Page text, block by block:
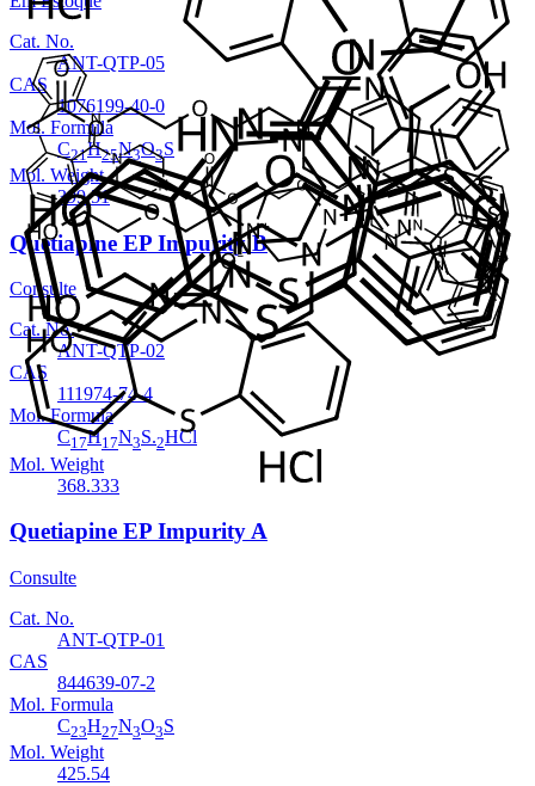
Cat. No.
ANT-QTP-05
CAS
1076199-40-0
Mol. Formula
C21H25N3O3S
Mol. Weight
399.51
Quetiapine EP Impurity B
Consulte
Cat. No.
ANT-QTP-02
CAS
111974-74-4
Mol. Formula
C17H17N3S.2HCl
Mol. Weight
368.333
Quetiapine EP Impurity A
Consulte
Cat. No.
ANT-QTP-01
CAS
844639-07-2
Mol. Formula
C23H27N3O3S
Mol. Weight
425.54